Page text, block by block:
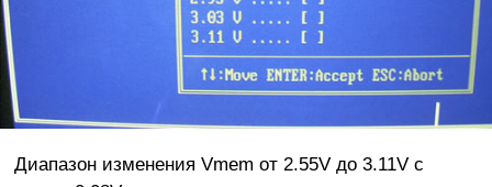
Диапазон изменения Vmem от 2.55V до 3.11V с